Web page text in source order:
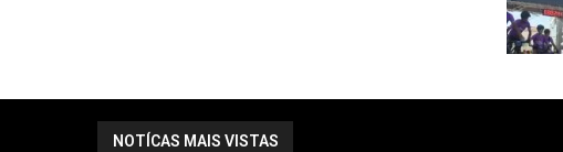
NOTÍCAS MAIS VISTAS